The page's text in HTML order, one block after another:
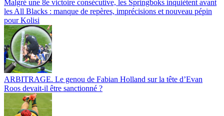
Malgré une 8e victoire consécutive, les Springboks inquiètent avant
les All Blacks : manque de repères, imprécisions et nouveau pépin
pour Kolisi
ARBITRAGE. Le genou de Fabian Holland sur la tête d’Evan
Roos devait-il être sanctionné ?